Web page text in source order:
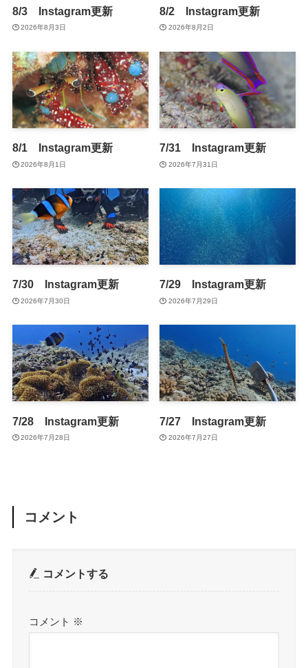
8/3 Instagram更新
2026年8月3日
8/2 Instagram更新
2026年8月2日
8/1 Instagram更新
2026年8月1日
7/31 Instagram更新
2026年7月31日
7/30 Instagram更新
2026年7月30日
7/29 Instagram更新
2026年7月29日
7/28 Instagram更新
2026年7月28日
7/27 Instagram更新
2026年7月27日
コメント
コメントする
コメント ※